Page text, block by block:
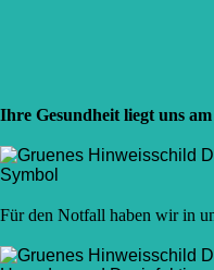
Ihre Gesundheit liegt uns
Für den Notfall haben wir in